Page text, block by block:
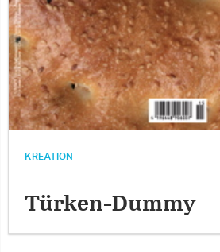
KREATION
Türken-Dummy